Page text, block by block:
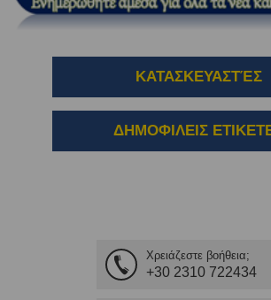
ΚΑΤΑΣΚΕΥΑΣΤΈΣ
ΔΗΜΟΦΙΛΕΙΣ
Χρειάζεστε βοήθεια;
+30 2310 722434